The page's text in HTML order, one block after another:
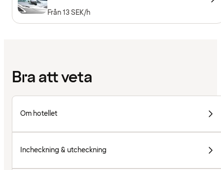
Från 13 SEK/h
Bra att veta
Om hotellet
Incheckning & utcheckning